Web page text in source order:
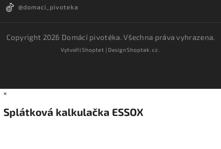
@domaci_pivoteka
Copyright 2026 Domácí pivotéka. Všechna práva vyhrazena.
VytvořilShoptet | DesignShoptak.cz.
×
Splátková kalkulačka ESSOX